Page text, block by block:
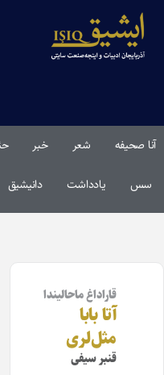
آنا صحیفه شعر خبر
سس یادداشت دانیشیق
قاراداغ ماحالیندا
آتا بابا
مثل‌لری
قنبر سیفی